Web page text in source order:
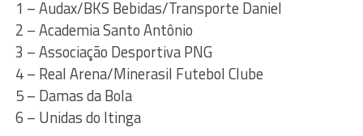
1 – Audax/BKS Bebidas/Transporte Daniel
2 – Academia Santo Antônio
3 – Associação Desportiva PNG
4 – Real Arena/Minerasil Futebol Clube
5 – Damas da Bola
6 – Unidas do Itinga